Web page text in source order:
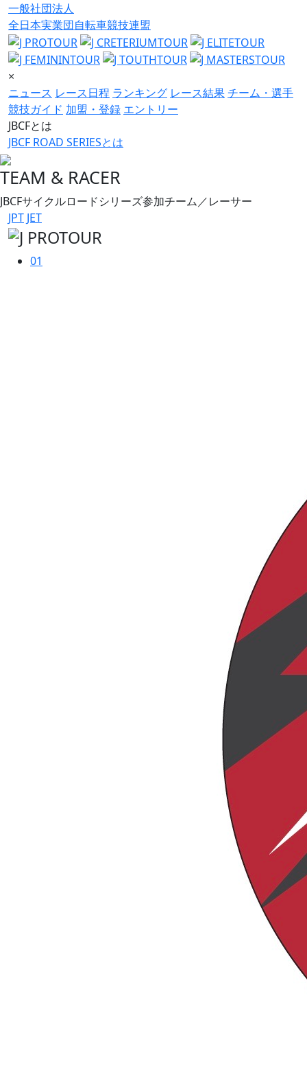
一般社団法人
全日本実業団自転車競技連盟
×
ニュース レース日程 ランキング レース結果チーム・選手
競技ガイド 加盟・登録 エントリー
JBCFとは
JBCF ROAD SERIESとは
TEAM & RACER
JBCFサイクルロードシリーズ参加チーム／レーサー
JPT JET
01